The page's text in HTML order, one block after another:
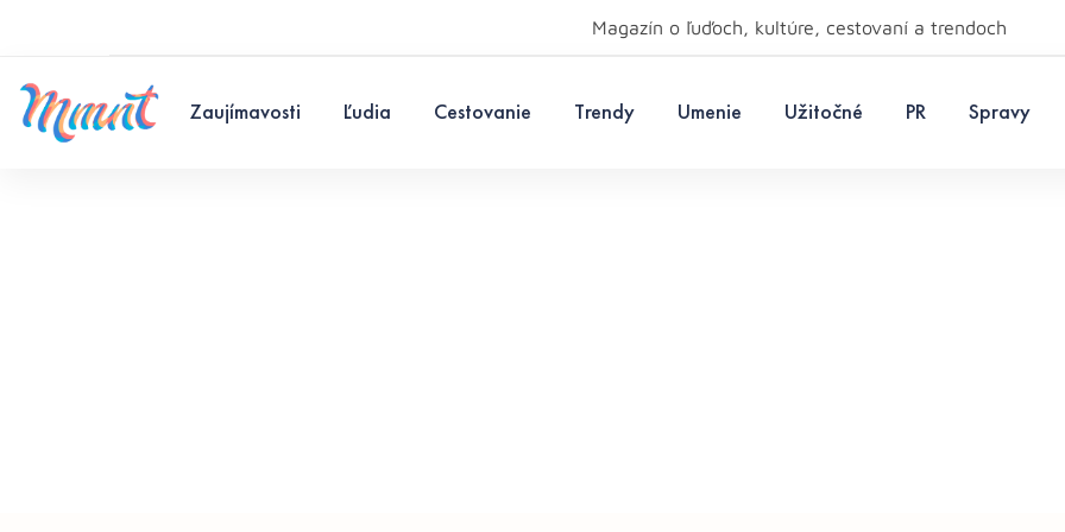
Magazín o ľuďoch, kultúre, cestovaní a trendoch
Zaujímavosti Ľudia Cestovanie Trendy Umenie Užitočné PR Spravy